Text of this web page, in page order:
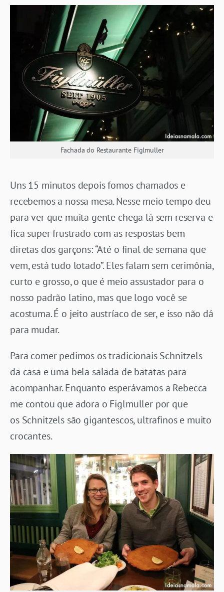
Fachada do Restaurante Figlmuller
Uns 15 minutos depois fomos chamados e
recebemos a nossa mesa. Nesse meio tempo deu
para ver que muita gente chega lá sem reserva e
fica super frustrado com as respostas bem
diretas dos garçons: “Até o final de semana que
vem, está tudo lotado”. Eles falam sem cerimônia,
curto e grosso, o que é meio assustador para o
nosso padrão latino, mas que logo você se
acostuma. É o jeito austríaco de ser, e isso não dá
para mudar.
Para comer pedimos os tradicionais Schnitzels
da casa e uma bela salada de batatas para
acompanhar. Enquanto esperávamos a Rebecca
me contou que adora o Figlmuller por que
os Schnitzels são gigantescos, ultrafinos e muito
crocantes.